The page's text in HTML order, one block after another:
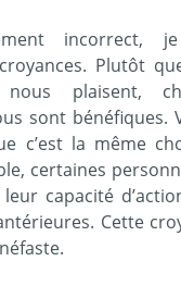
incorrect,
Plutôt
plaisent,
sont bénéfiques.
c’est la même
certaines
capacité
Cette